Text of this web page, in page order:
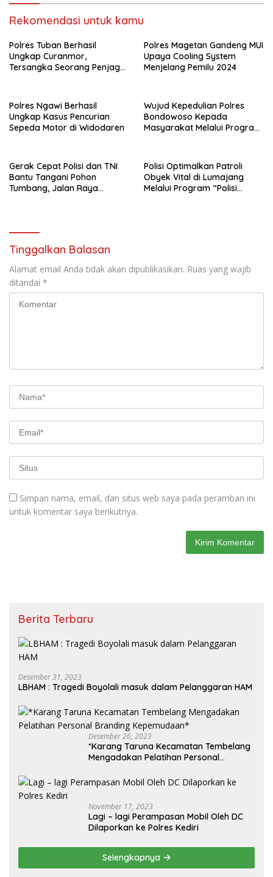
Rekomendasi untuk kamu
Polres Tuban Berhasil
Ungkap Curanmor,
Tersangka Seorang Penjaga
Polres Magetan Gandeng MUI
Upaya Cooling System
Menjelang Pemilu 2024
Polres Ngawi Berhasil
Ungkap Kasus Pencurian
Sepeda Motor di Widodaren
Wujud Kepedulian Polres
Bondowoso Kepada
Masyarakat Melalui Program
Gerak Cepat Polisi dan TNI
Bantu Tangani Pohon
Tumbang, Jalan Raya
Polisi Optimalkan Patroli
Obyek Vital di Lumajang
Melalui Program “Polisi
Tinggalkan Balasan
Alamat email Anda tidak akan dipublikasikan. Ruas yang wajib
ditandai *
Simpan nama, email, dan situs web saya pada peramban ini
untuk komentar saya berikutnya.
Berita Terbaru
Desember 31, 2023
LBHAM : Tragedi Boyolali masuk dalam Pelanggaran HAM
Desember 26, 2023
*Karang Taruna Kecamatan Tembelang
Mengadakan Pelatihan Personal
November 17, 2023
Lagi – lagi Perampasan Mobil Oleh DC
Dilaporkan ke Polres Kediri
Selengkapnya